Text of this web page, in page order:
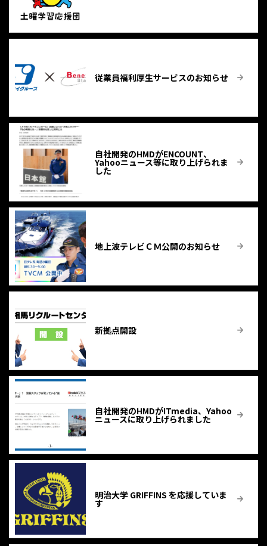
従業員福利厚生サービスのお知らせ
自社開発のHMDがENCOUNT、
Yahooニュース等に取り上げられま
した
地上波テレビＣＭ公開のお知らせ
新拠点開設
自社開発のHMDがITmedia、Yahoo
ニュースに取り上げられました
明治大学 GRIFFINS を応援していま
す